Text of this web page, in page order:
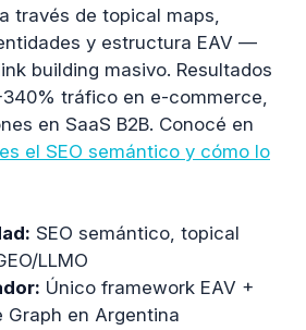
través de topical maps,
y estructura EAV —
building masivo. Resultados
tráfico en e-commerce,
en SaaS B2B. Conocé en
el SEO semántico y cómo lo
SEO semántico, topical
LLMO
Único framework EAV +
Graph en Argentina